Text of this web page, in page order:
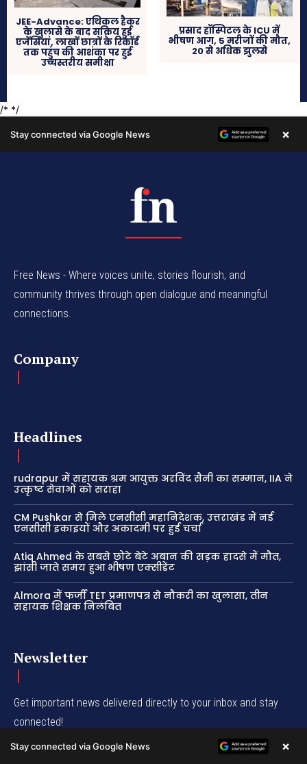
Free News - Where voices unite, stories flourish, and
community thrives through open dialogue and meaningful
connections.
Company
Headlines
rudrapur में सहायक श्रम आयुक्त अरविंद सैनी का सम्मान, IIA ने
उत्कृष्ट सेवाओं को सराहा
CM Pushkar से मिले एनसीसी महानिदेशक, उत्तराखंड में नई
एनसीसी इकाइयों और अकादमी पर हुई चर्चा
Atiq Ahmed के सबसे छोटे बेटे अबान की सड़क हादसे में मौत,
झांसी जाते समय हुआ भीषण एक्सीडेंट
Almora में फर्जी TET प्रमाणपत्र से नौकरी का खुलासा, तीन
सहायक शिक्षक निलंबित
Newsletter
Get important news delivered directly to your inbox and stay
connected!
Stay connected via Google News ×